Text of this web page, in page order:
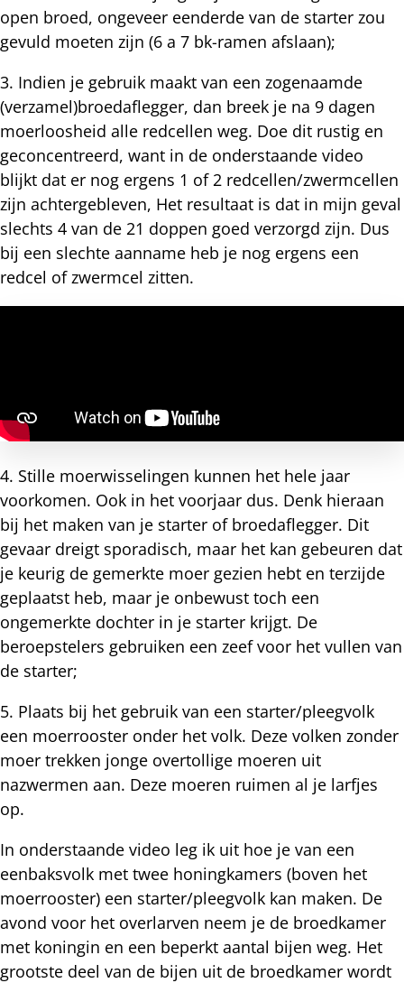
open broed, ongeveer eenderde van de starter zou
gevuld moeten zijn (6 a 7 bk-ramen afslaan);
3. Indien je gebruik maakt van een zogenaamde
(verzamel)broedaflegger, dan breek je na 9 dagen
moerloosheid alle redcellen weg. Doe dit rustig en
geconcentreerd, want in de onderstaande video
blijkt dat er nog ergens 1 of 2 redcellen/zwermcellen
zijn achtergebleven, Het resultaat is dat in mijn geval
slechts 4 van de 21 doppen goed verzorgd zijn. Dus
bij een slechte aanname heb je nog ergens een
redcel of zwermcel zitten.
4. Stille moerwisselingen kunnen het hele jaar
voorkomen. Ook in het voorjaar dus. Denk hieraan
bij het maken van je starter of broedaflegger. Dit
gevaar dreigt sporadisch, maar het kan gebeuren dat
je keurig de gemerkte moer gezien hebt en terzijde
geplaatst heb, maar je onbewust toch een
ongemerkte dochter in je starter krijgt. De
beroepstelers gebruiken een zeef voor het vullen van
de starter;
5. Plaats bij het gebruik van een starter/pleegvolk
een moerrooster onder het volk. Deze volken zonder
moer trekken jonge overtollige moeren uit
nazwermen aan. Deze moeren ruimen al je larfjes
op.
In onderstaande video leg ik uit hoe je van een
eenbaksvolk met twee honingkamers (boven het
moerrooster) een starter/pleegvolk kan maken. De
avond voor het overlarven neem je de broedkamer
met koningin en een beperkt aantal bijen weg. Het
grootste deel van de bijen uit de broedkamer wordt